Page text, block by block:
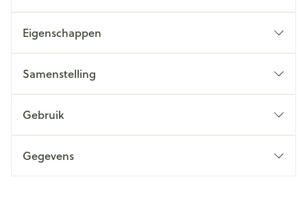
Eigenschappen
Samenstelling
Gebruik
Gegevens